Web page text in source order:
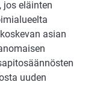
jos eläinten
asian
uuden